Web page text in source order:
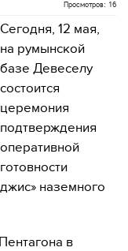
Просмотров: 16
Сегодня, 12 мая,
на румынской
базе Девеселу
состоится
церемония
подтверждения
оперативной
готовности
наземного
в